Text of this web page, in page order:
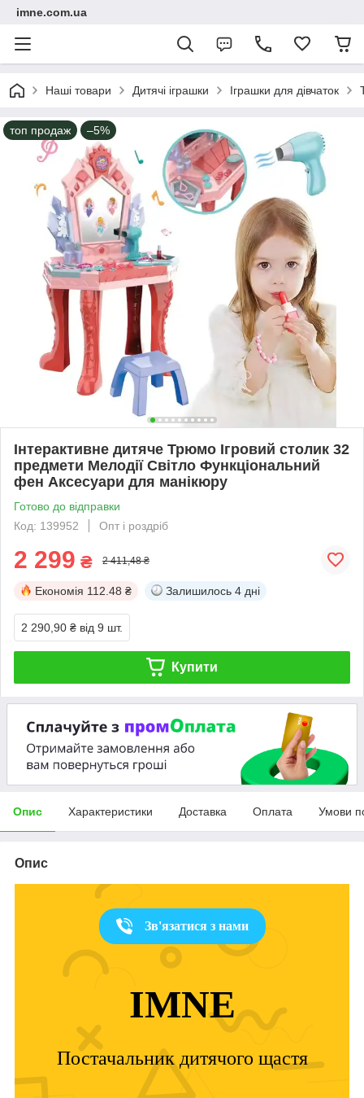
imne.com.ua
Наші товари Дитячі іграшки Іграшки для дівчаток
топ продаж –5%
Інтерактивне дитяче Трюмо Ігровий столик 32
предмети Мелодії Світло Функціональний
фен Аксесуари для манікюру
Готово до відправки
Код: 139952
Опт і роздріб
2 299 ₴ 2 411,48 ₴
Економія 112.48 ₴ Залишилось 4 дні
2 290,90 ₴ від 9 шт.
Купити
Опис Характеристики Доставка Оплата Умови
Опис
Зв'язатися з нами
IMNE
Постачальник дитячого щастя